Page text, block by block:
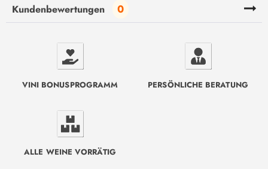
Kundenbewertungen 0
VINI BONUSPROGRAMM PERSÖNLICHE BERATUNG
ALLE WEINE VORRÄTIG